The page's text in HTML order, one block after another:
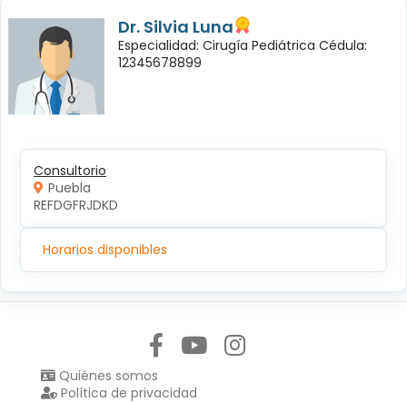
Dr. Silvia Luna
Especialidad: Cirugía Pediátrica Cédula:
12345678899
Consultorio
Puebla
REFDGFRJDKD
Horarios disponibles
Quiénes somos
Política de privacidad